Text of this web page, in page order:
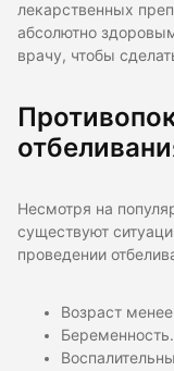
лекарственных
абсолютно
врачу, чтобы
Несмотря на
существуют
проведении
Возраст менее
Беременность.